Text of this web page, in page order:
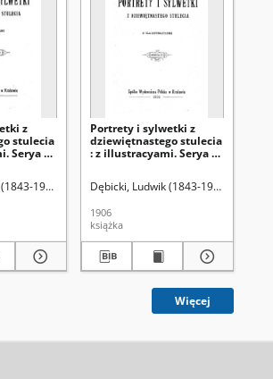
z
stulecia
Serya 2,
1908)
Portrety i sylwetki z
dziewiętnastego stulecia
: z illustracyami. Serya 2,
Dębicki, Ludwik (1843-1908)
1906
książka
Więcej